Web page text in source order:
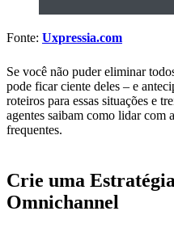
Fonte: Uxpressia.com
Se você não puder eliminar
pode ficar ciente deles – e
roteiros para essas situações e
agentes saibam como lidar com
frequentes.
Crie uma
Omnichannel